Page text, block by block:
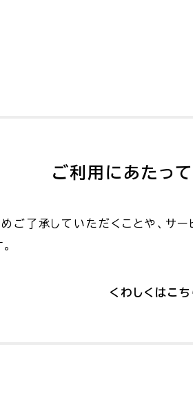
ご利用にあたっ
ご了承していただくことや、サ
くわしくはこち